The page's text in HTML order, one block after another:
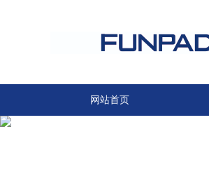
网站首页